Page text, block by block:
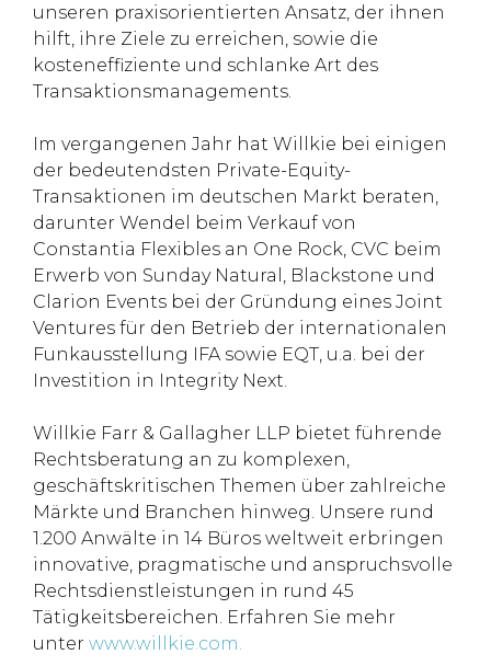
unseren praxisorientierten Ansatz, der ihnen
hilft, ihre Ziele zu erreichen, sowie die
kosteneffiziente und schlanke Art des
Transaktionsmanagements.
Im vergangenen Jahr hat Willkie bei einigen
der bedeutendsten Private-Equity-
Transaktionen im deutschen Markt beraten,
darunter Wendel beim Verkauf von
Constantia Flexibles an One Rock, CVC beim
Erwerb von Sunday Natural, Blackstone und
Clarion Events bei der Gründung eines Joint
Ventures für den Betrieb der internationalen
Funkausstellung IFA sowie EQT, u.a. bei der
Investition in Integrity Next.
Willkie Farr & Gallagher LLP bietet führende
Rechtsberatung an zu komplexen,
geschäftskritischen Themen über zahlreiche
Märkte und Branchen hinweg. Unsere rund
1.200 Anwälte in 14 Büros weltweit erbringen
innovative, pragmatische und anspruchsvolle
Rechtsdienstleistungen in rund 45
Tätigkeitsbereichen. Erfahren Sie mehr
unter www.willkie.com.